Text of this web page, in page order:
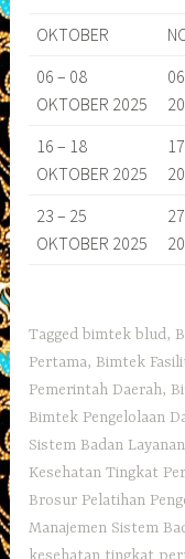
OKTOBER
06 – 08
OKTOBER 2025
16 – 18
OKTOBER 2025
23 – 25
OKTOBER 2025
Tagged bimtek blud,
Pertama, Bimtek
Pemerintah Daerah,
Bimtek Pengelolaan
Sistem Badan
Kesehatan Tingkat
Brosur Pelatihan
Manajemen Sistem
kesehatan tingkat